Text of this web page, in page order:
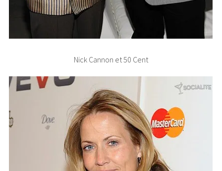
Nick Cannon et 50 Cent